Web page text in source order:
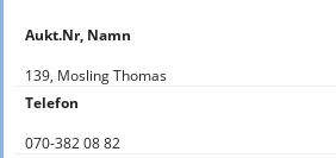
Aukt.Nr, Namn
139, Mosling Thomas
Telefon
070-382 08 82